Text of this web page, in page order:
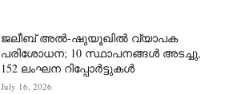
ജലീബ് അൽ-ഷുയൂഖിൽ വ്യാപക
പരിശോധന; 10 സ്ഥാപനങ്ങൾ അടച്ചു,
152 ലംഘന റിപ്പോർട്ടുകൾ
July 16, 2026